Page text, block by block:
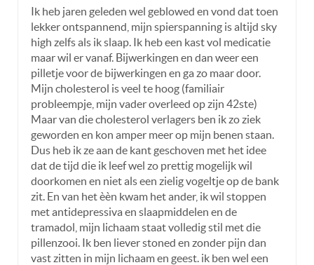
Ik heb jaren geleden wel geblowed en vond dat toen
lekker ontspannend, mijn spierspanning is altijd sky
high zelfs als ik slaap. Ik heb een kast vol medicatie
maar wil er vanaf. Bijwerkingen en dan weer een
pilletje voor de bijwerkingen en ga zo maar door.
Mijn cholesterol is veel te hoog (familiair
probleempje, mijn vader overleed op zijn 42ste)
Maar van die cholesterol verlagers ben ik zo ziek
geworden en kon amper meer op mijn benen staan.
Dus heb ik ze aan de kant geschoven met het idee
dat de tijd die ik leef wel zo prettig mogelijk wil
doorkomen en niet als een zielig vogeltje op de bank
zit. En van het èèn kwam het ander, ik wil stoppen
met antidepressiva en slaapmiddelen en de
tramadol, mijn lichaam staat volledig stil met die
pillenzooi. Ik ben liever stoned en zonder pijn dan
vast zitten in mijn lichaam en geest. ik ben wel een